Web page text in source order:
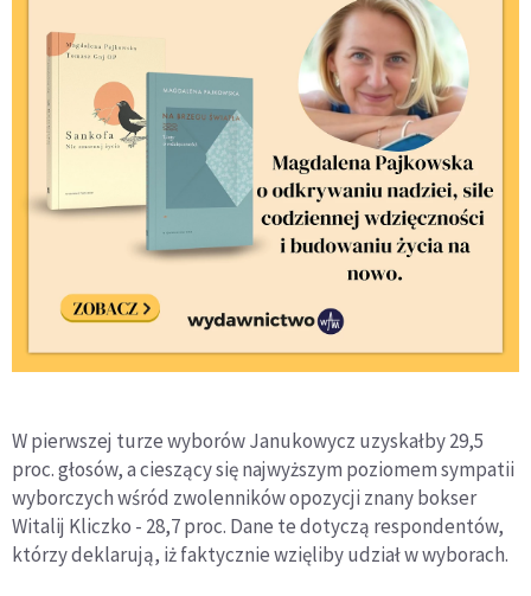
W pierwszej turze wyborów Janukowycz uzyskałby 29,5
proc. głosów, a cieszący się najwyższym poziomem sympatii
wyborczych wśród zwolenników opozycji znany bokser
Witalij Kliczko - 28,7 proc. Dane te dotyczą respondentów,
którzy deklarują, iż faktycznie wzięliby udział w wyborach.